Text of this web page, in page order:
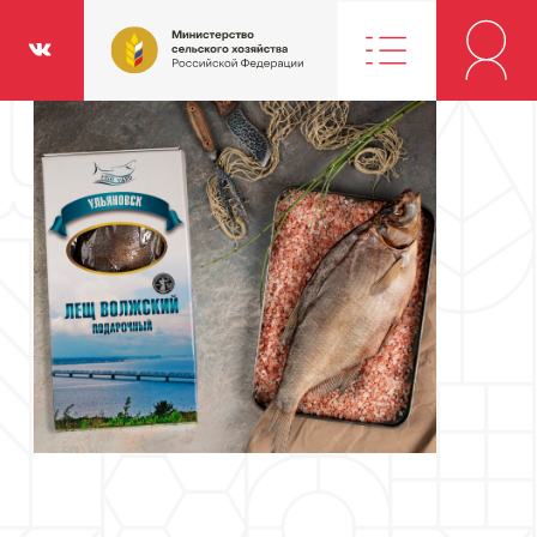
Министерство
сельского
хозяйства
Федерации
Вконтакте